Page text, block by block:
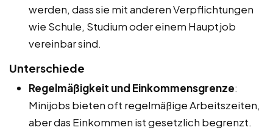
werden, dass sie mit anderen Verpflichtungen
wie Schule, Studium oder einem Hauptjob
vereinbar sind.
Unterschiede
Regelmäßigkeit und Einkommensgrenze:
Minijobs bieten oft regelmäßige Arbeitszeiten,
aber das Einkommen ist gesetzlich begrenzt.